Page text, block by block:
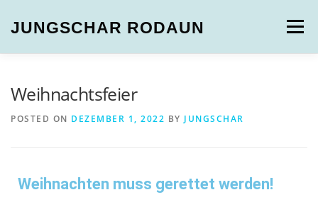
JUNGSCHAR RODAUN Menu
Weihnachtsfeier
POSTED ON DEZEMBER 1, 2022 BY JUNGSCHAR
Weihnachten muss gerettet werden!